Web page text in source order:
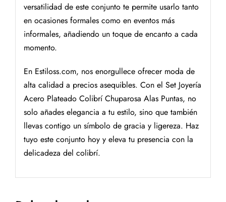
versatilidad de este conjunto te permite usarlo tanto
en ocasiones formales como en eventos más
informales, añadiendo un toque de encanto a cada
momento.
En Estiloss.com, nos enorgullece ofrecer moda de
alta calidad a precios asequibles. Con el Set Joyería
Acero Plateado Colibrí Chuparosa Alas Puntas, no
solo añades elegancia a tu estilo, sino que también
llevas contigo un símbolo de gracia y ligereza. Haz
tuyo este conjunto hoy y eleva tu presencia con la
delicadeza del colibrí.